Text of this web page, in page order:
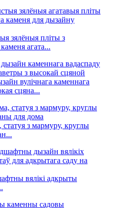
зялёныя пліты з
агата...
вулічнага каменнага
сцяна...
з мармуру, круглы
вялікі адкрыты